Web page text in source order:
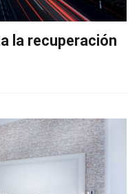
la recuperación